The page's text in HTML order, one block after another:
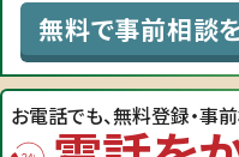
無料で事前相談
お電話でも、無料登録・事